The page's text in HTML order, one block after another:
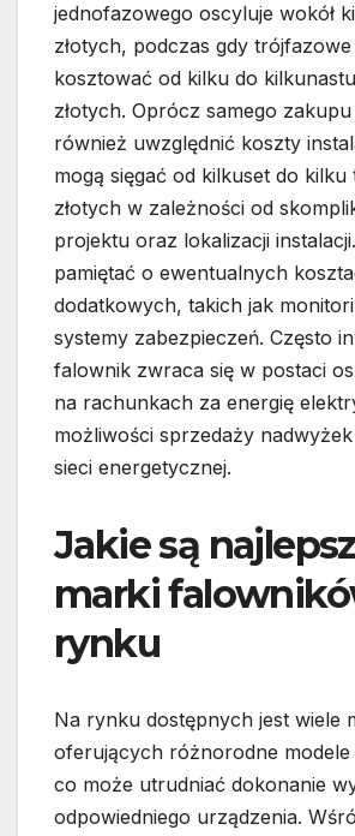
jednofazowego oscyluje wokół
złotych, podczas gdy trójfazowe
kosztować od kilku do
złotych. Oprócz samego
również uwzględnić koszty
mogą sięgać od kilkuset do kilku
złotych w zależności od
projektu oraz lokalizacji
pamiętać o ewentualnych
dodatkowych, takich jak
systemy zabezpieczeń. Często
falownik zwraca się w postaci
na rachunkach za energię
możliwości sprzedaży
sieci energetycznej.
Jakie są
marki
rynku
Na rynku dostępnych jest wiele
oferujących różnorodne
co może utrudniać dokonanie
odpowiedniego urządzenia.